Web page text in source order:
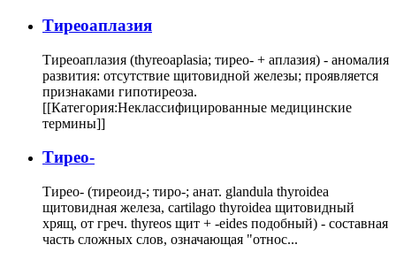
Тиреоаплазия
Тиреоаплазия (thyreoaplasia; тирео- + аплазия) - аномалия
развития: отсутствие щитовидной железы; проявляется
признаками гипотиреоза.
[[Категория:Неклассифицированные медицинские
термины]]
Тирео-
Тирео- (тиреоид-; тиро-; анат. glandula thyroidea
щитовидная железа, cartilago thyroidea щитовидный
хрящ, от греч. thyreos щит + -eides подобный) - составная
часть сложных слов, означающая "относ...